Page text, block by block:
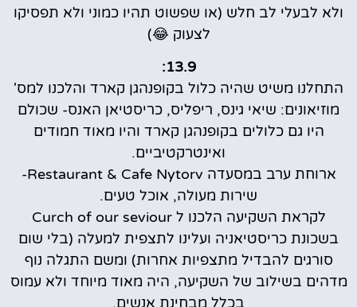
ולא לבעלי לב חלש (או שפשוט תהיו כמוני ולא תפסיקו
לצעוק 😂)
13.9:
התחלנו משיט שהיה כלול בקופנהגן קארד והלכנו למס'
מוזיאונים: שיאי גינס, ריפליס, כריסטיאן האנס- שכולם
היו גם כלולים בקופנהגן קארד והיו מאוד חמודים
ואינטרקטיביים.
ארוחת ערב במסעדה Restaurant & Cafe Nytorv-
שירות מעולה, אוכל טעים.
לקראת השקיעה הלכנו ל Curch of our seviour
בשכונת כריסטיאניה ועלינו לתצפית למעלה (בלי שום
סורגים להבדיל מתצפיות אחרות) ומשם התגלה נוף
מדהים בשילוב של השקיעה, היה מאוד מיוחד ולא עמוס
בכלל מבחינת אנשים.